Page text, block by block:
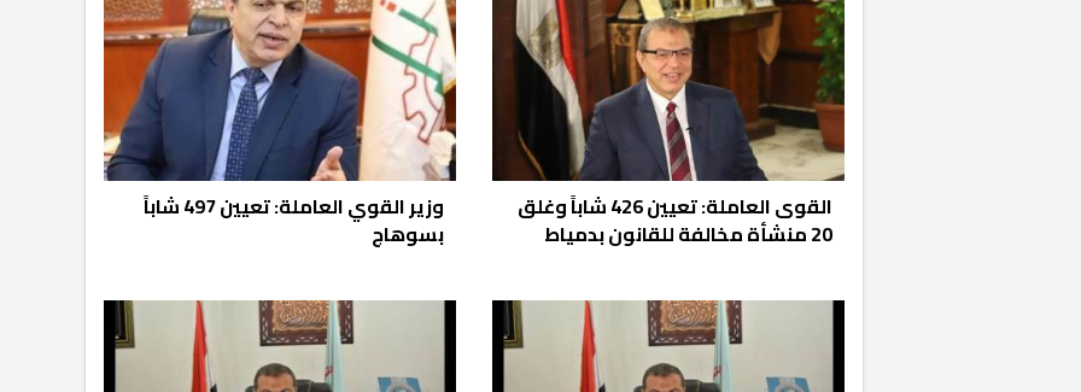
القوى العاملة: تعيين 426 شاباً وغلق
20 منشأة مخالفة للقانون بدمياط
وزير القوي العاملة: تعيين 497 شاباً
بسوهاج